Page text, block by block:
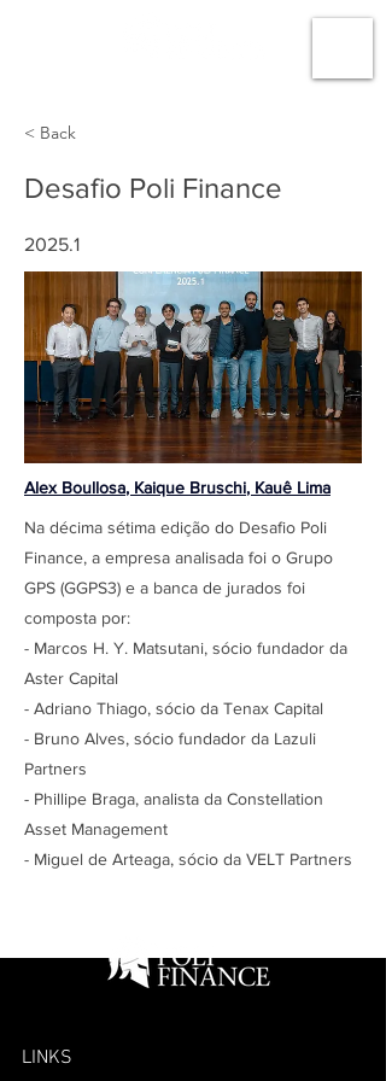
< Back
Desafio Poli Finance
2025.1
Alex Boullosa, Kaique Bruschi, Kauê Lima
Na décima sétima edição do Desafio Poli
Finance, a empresa analisada foi o Grupo
GPS (GGPS3) e a banca de jurados foi
composta por:
- Marcos H. Y. Matsutani, sócio fundador da
Aster Capital
- Adriano Thiago, sócio da Tenax Capital
- Bruno Alves, sócio fundador da Lazuli
Partners
- Phillipe Braga, analista da Constellation
Asset Management
- Miguel de Arteaga, sócio da VELT Partners
LINKS